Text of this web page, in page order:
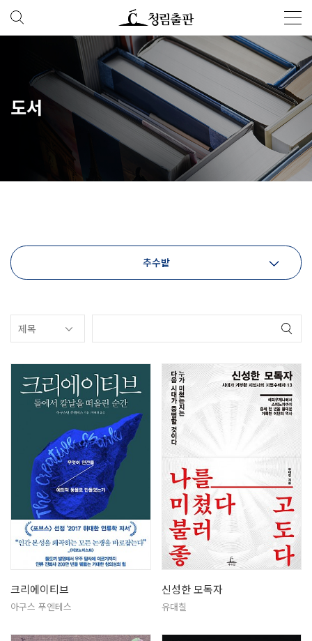
도서
추수밭
크리에이티브
아구스 푸엔테스
신성한 모독자
유대칠